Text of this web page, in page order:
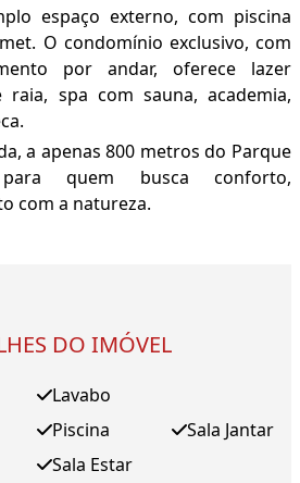
espaço externo, com piscina
O condomínio exclusivo, com
por andar, oferece lazer
raia, spa com sauna, academia,
a apenas 800 metros do Parque
quem busca conforto,
com a natureza.
DO IMÓVEL
Lavabo
Piscina
Sala Estar
Sala Jantar